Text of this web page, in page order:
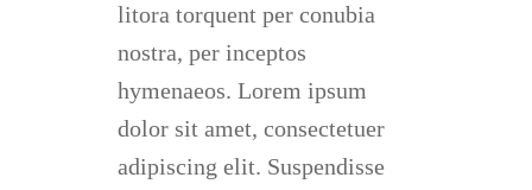
litora torquent per conubia
nostra, per inceptos
hymenaeos. Lorem ipsum
dolor sit amet, consectetuer
adipiscing elit. Suspendisse